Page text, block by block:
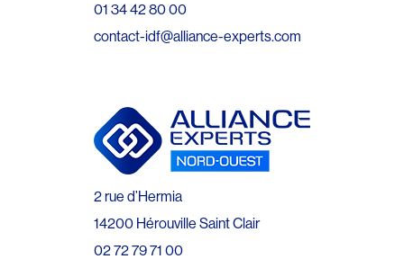
01 34 42 80 00
contact-idf@alliance-experts.com
2 rue d’Hermia
14200 Hérouville Saint Clair
02 72 79 71 00